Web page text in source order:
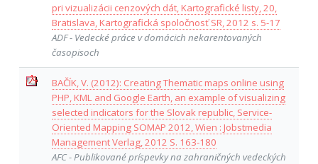
pri vizualizácii cenzových dát, Kartografické listy, 20,
Bratislava, Kartografická spoločnosť SR, 2012 s. 5-17
ADF - Vedecké práce v domácich nekarentovaných
časopisoch
BAČÍK, V. (2012): Creating Thematic maps online using
PHP, KML and Google Earth, an example of visualizing
selected indicators for the Slovak republic, Service-
Oriented Mapping SOMAP 2012, Wien : Jobstmedia
Management Verlag, 2012 S. 163-180
AFC - Publikované príspevky na zahraničných vedeckých